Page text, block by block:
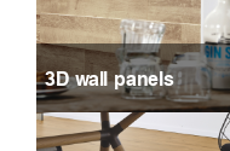
3D wall panels